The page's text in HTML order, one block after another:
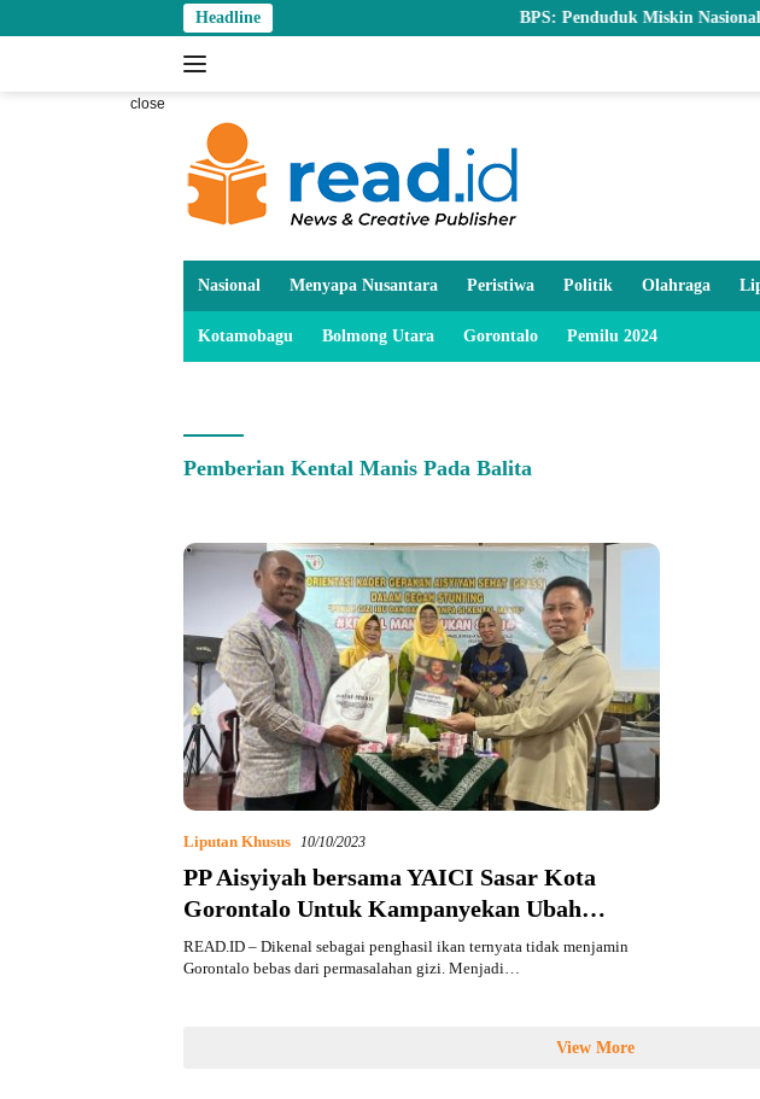
to
Headline BPS: Penduduk Miskin Nasional 22,93
close
Nasional Menyapa Nusantara Peristiwa Politik Olahraga
Kotamobagu Bolmong Utara Gorontalo Pemilu 2024
Pemberian Kental Manis Pada Balita
Liputan Khusus 10/10/2023
PP Aisyiyah bersama YAICI Sasar Kota
Gorontalo Untuk Kampanyekan Ubah
Kebiasaan Konsumsi Kental Manis di
Masyarakat
READ.ID – Dikenal sebagai penghasil ikan ternyata tidak menjamin
Gorontalo bebas dari permasalahan gizi. Menjadi…
View More